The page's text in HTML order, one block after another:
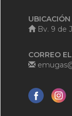
UBICACIÓN
Bv. 9 de
CORREO